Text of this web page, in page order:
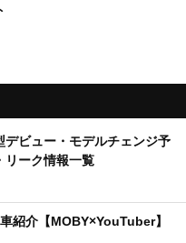
デビュー・モデルチェンジ予
リーク情報一覧
紹介【MOBY×YouTuber】